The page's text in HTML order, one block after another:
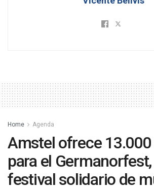
Home Agenda
Amstel ofrece
para el
festival solidario de